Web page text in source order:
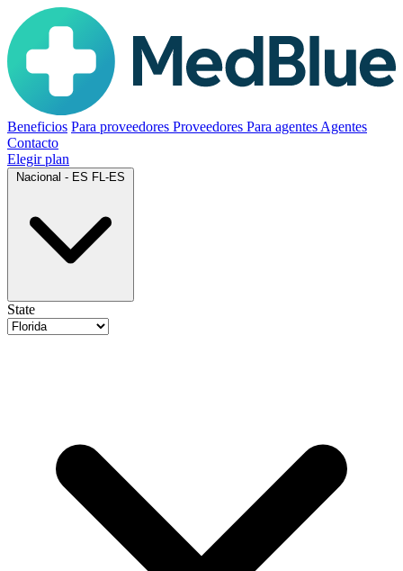
Beneficios Para proveedores Proveedores Para agentes Agentes
Contacto
Elegir plan
Nacional - ES FL-ES
State